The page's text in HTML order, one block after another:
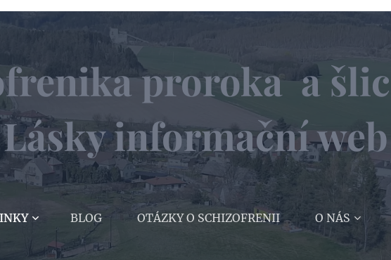
proroka a
informační web
BLOG OTÁZKY O SCHIZOFRENII O NÁS